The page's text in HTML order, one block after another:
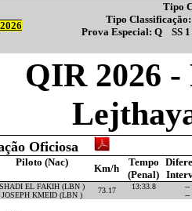
Tipo
Tipo
Prova Especial: Q
SS 1
QIR 2026
Oficiosa
Piloto (Nac)
Km/h
Tempo
(Penal)
SHADI EL FAKIH (LBN ) 73.17 13:33.8
--
JOSEPH KMEID (LBN ) --